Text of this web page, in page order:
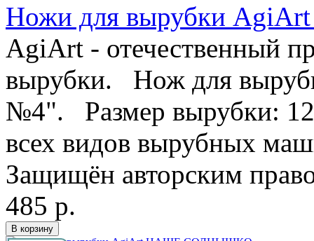
Ножи для вырубки
AgiArt - отечественный
вырубки. Нож для
№4". Размер вырубки:
всех видов вырубных
Защищён авторским
485 р.